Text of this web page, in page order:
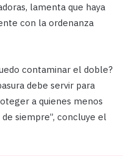
lamenta que haya
con la ordenanza
contaminar el doble?
debe servir para
a quienes menos
siempre”, concluye el